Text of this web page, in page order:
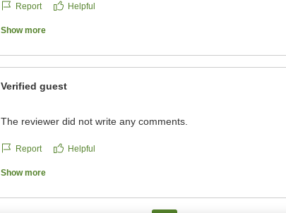
またのお越しを、スタッフ一同心よりお待ち申しあげておりま
たとのこと、何よりでございます。
ざいます。
一方で、本館客室の設備やお食事につきましては、ご期待に
訳ございませんでした。
特にお米につきましてのご意見は、今後の参考として関係部
す。
Report Helpful
Show more
Verified guest
The reviewer did not write any comments.
Report Helpful
Show more